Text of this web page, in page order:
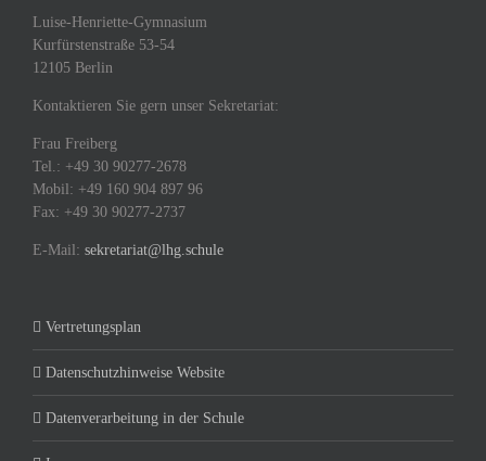
Luise-Henriette-Gymnasium
Kurfürstenstraße 53-54
12105 Berlin
Kontaktieren Sie gern unser Sekretariat:
Frau Freiberg
Tel.: +49 30 90277-2678
Mobil: +49 160 904 897 96
Fax: +49 30 90277-2737
E-Mail: sekretariat@lhg.schule
Vertretungsplan
Datenschutzhinweise Website
Datenverarbeitung in der Schule